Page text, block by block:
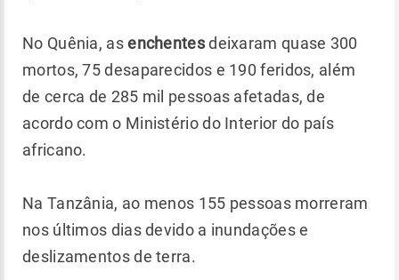
No Quênia, asenchentesdeixaram quase 300
mortos, 75 desaparecidos e 190 feridos, além
de cerca de 285 mil pessoas afetadas, de
acordo com o Ministério do Interior do país
africano.
Na Tanzânia, ao menos 155 pessoas morreram
nos últimos dias devido a inundações e
deslizamentos de terra.